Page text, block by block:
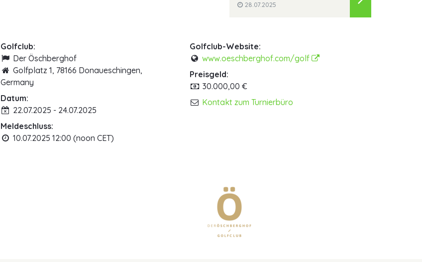
28.07.2025
Golfclub:
Der Öschberghof
Golfplatz 1, 78166 Donaueschingen,
Germany
Datum:
22.07.2025 - 24.07.2025
Meldeschluss:
10.07.2025 12:00 (noon CET)
Golfclub-Website:
www.oeschberghof.com/golf
Preisgeld:
30.000,00 €
Kontakt zum Turnierbüro